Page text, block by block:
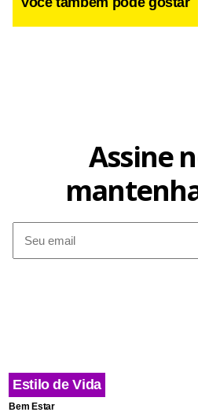
Assine
Estilo de Vida
Bem Estar